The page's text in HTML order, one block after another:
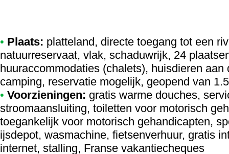
• Plaats: platteland, directe toegang tot een
natuurreservaat, vlak, schaduwrijk, 24
huuraccommodaties (chalets), huisdieren
camping, reservatie mogelijk, geopend van
• Voorzieningen: gratis warme douches,
stroomaansluiting, toiletten voor motorisch
toegankelijk voor motorisch gehandicapten,
ijsdepot, wasmachine, fietsenverhuur, gratis
internet, stalling, Franse vakantiecheques